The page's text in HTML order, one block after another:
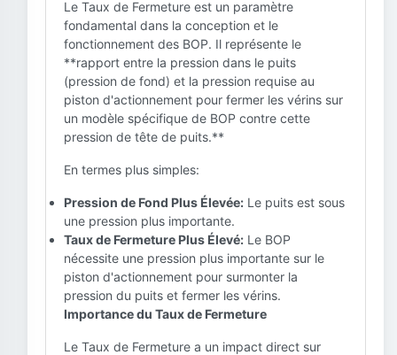
Le Taux de Fermeture est un paramètre
fondamental dans la conception et le
fonctionnement des BOP. Il représente le
**rapport entre la pression dans le puits
(pression de fond) et la pression requise au
piston d'actionnement pour fermer les vérins sur
un modèle spécifique de BOP contre cette
pression de tête de puits.**
En termes plus simples:
Pression de Fond Plus Élevée: Le puits est sous
une pression plus importante.
Taux de Fermeture Plus Élevé: Le BOP
nécessite une pression plus importante sur le
piston d'actionnement pour surmonter la
pression du puits et fermer les vérins.
Importance du Taux de Fermeture
Le Taux de Fermeture a un impact direct sur